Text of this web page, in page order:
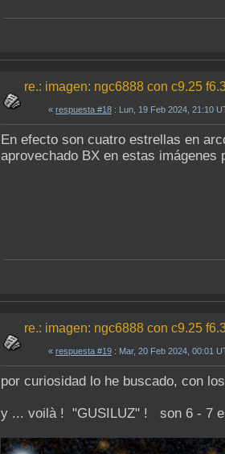
re.: imagen: ngc6888 con c9.25
« respuesta #18 : Lun, 19 Feb 2024, 21:10
En efecto son cuatro estrellas en
aprovechado BX en estas
re.: imagen: ngc6888 con c9.25
« respuesta #19 : Mar, 20 Feb 2024, 00:01
por curiosidad lo he buscado, con
y ... voilà ! "GUSILUZ" ! son 6 - 7